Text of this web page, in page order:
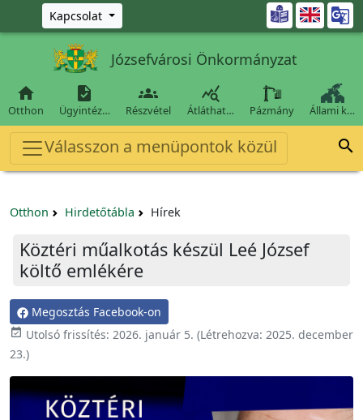
Ugrás a fő tartalomra
Kapcsolat 
Józsefvárosi Önkormányzat

Otthon

Ügyintéz…

Részvétel

Átláthat… Pázmány Állami k…
Válasszon a menüpontok közül 
Otthon Hirdetőtábla Hírek
Köztéri műalkotás készül Leé József
költő emlékére
Megosztás Facebook-on
 Utolsó frissítés: 2026. január 5. (Létrehozva: 2025. december
23.)